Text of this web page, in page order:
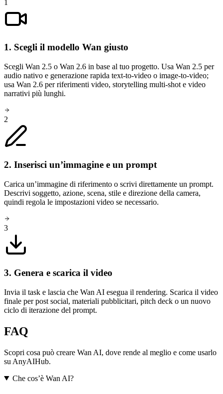
1
1. Scegli il modello Wan giusto
Scegli Wan 2.5 o Wan 2.6 in base al tuo progetto. Usa Wan 2.5 per
audio nativo e generazione rapida text-to-video o image-to-video;
usa Wan 2.6 per riferimenti video, storytelling multi-shot e video
narrativi più lunghi.
2
2. Inserisci un’immagine e un prompt
Carica un’immagine di riferimento o scrivi direttamente un prompt.
Descrivi soggetto, azione, scena, stile e direzione della camera,
quindi regola le impostazioni video se necessario.
3
3. Genera e scarica il video
Invia il task e lascia che Wan AI esegua il rendering. Scarica il video
finale per post social, materiali pubblicitari, pitch deck o un nuovo
ciclo di iterazione del prompt.
FAQ
Scopri cosa può creare Wan AI, dove rende al meglio e come usarlo
su AnyAIHub.
Che cos’è Wan AI?